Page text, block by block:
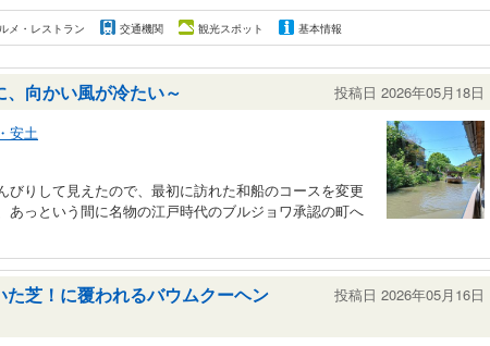
メ・レストラン 交通機関 観光スポット 基本情報
向かい風が冷たい～ 投稿日 2026年05月18日
安土
りして見えたので、最初に訪れた和船のコースを変更
あっという間に名物の江戸時代のブルジョワ承認の町へ
芝！に覆われるバウムクーヘン
投稿日 2026年05月16日